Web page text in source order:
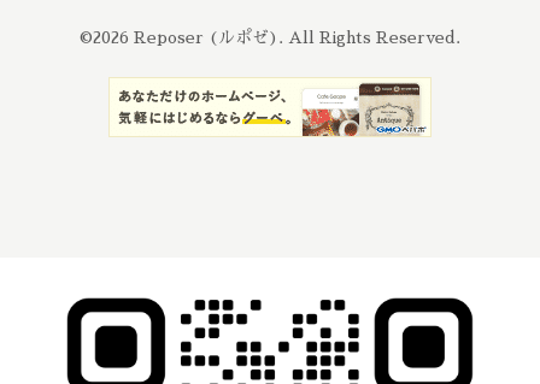
©2026 Reposer (ルポゼ) . All Rights Reserved.